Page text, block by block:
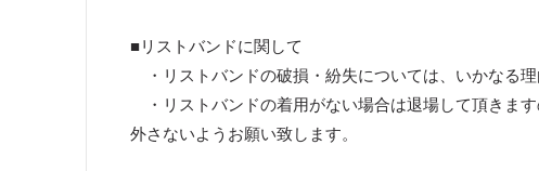
■リストバンドに関して
・リストバンドの破損・紛失については、いかなる
・リストバンドの着用がない場合は退場して頂きま
外さないようお願い致します。